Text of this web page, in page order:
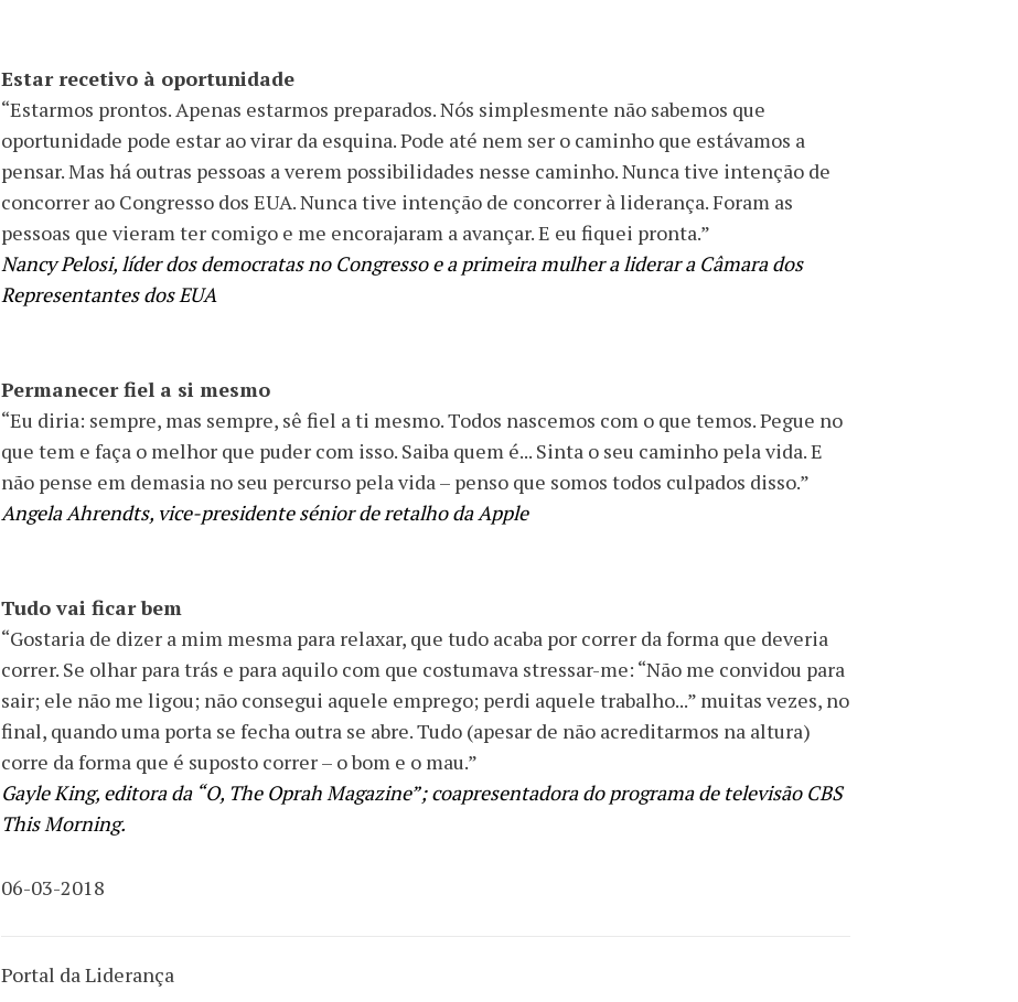
Estar recetivo à oportunidade
“Estarmos prontos. Apenas estarmos preparados. Nós simplesmente não sabemos que
oportunidade pode estar ao virar da esquina. Pode até nem ser o caminho que estávamos a
pensar. Mas há outras pessoas a verem possibilidades nesse caminho. Nunca tive intenção de
concorrer ao Congresso dos EUA. Nunca tive intenção de concorrer à liderança. Foram as
pessoas que vieram ter comigo e me encorajaram a avançar. E eu fiquei pronta.”
Nancy Pelosi, líder dos democratas no Congresso e a primeira mulher a liderar a Câmara dos
Representantes dos EUA
Permanecer fiel a si mesmo
“Eu diria: sempre, mas sempre, sê fiel a ti mesmo. Todos nascemos com o que temos. Pegue no
que tem e faça o melhor que puder com isso. Saiba quem é... Sinta o seu caminho pela vida. E
não pense em demasia no seu percurso pela vida – penso que somos todos culpados disso.”
Angela Ahrendts, vice-presidente sénior de retalho da Apple
Tudo vai ficar bem
“Gostaria de dizer a mim mesma para relaxar, que tudo acaba por correr da forma que deveria
correr. Se olhar para trás e para aquilo com que costumava stressar-me: “Não me convidou para
sair; ele não me ligou; não consegui aquele emprego; perdi aquele trabalho...” muitas vezes, no
final, quando uma porta se fecha outra se abre. Tudo (apesar de não acreditarmos na altura)
corre da forma que é suposto correr – o bom e o mau.”
Gayle King, editora da “O, The Oprah Magazine”; coapresentadora do programa de televisão CBS
This Morning.
06-03-2018
Portal da Liderança